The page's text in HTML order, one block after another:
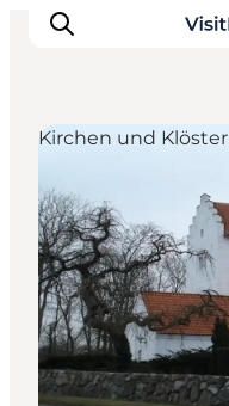
Inspiration
Regionen
Erlebnisse
Unterkünfte
Reiseplanung
Kirchen und Klöster